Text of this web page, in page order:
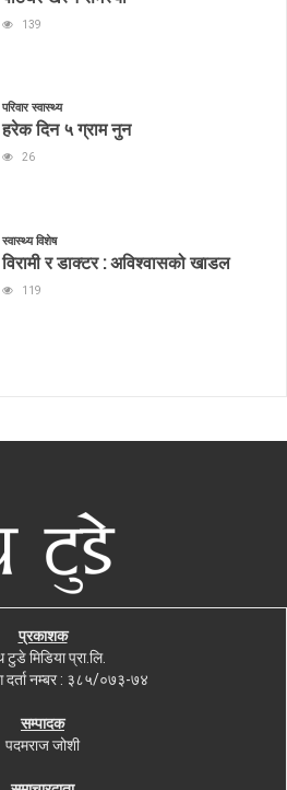
139
परिवार स्वास्थ्य
हरेक दिन ५ ग्राम नुन
26
स्वास्थ्य विशेष
विरामी र डाक्टर : अविश्वासको खाडल
119
प्रकाशक
टुडे मिडिया प्रा.लि.
दर्ता नम्बर : ३८५/०७३-७४
सम्पादक
पदमराज जोशी